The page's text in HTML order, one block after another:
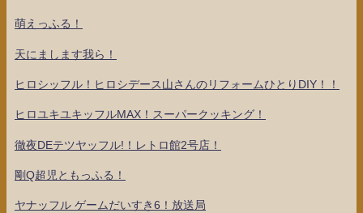
萌えっふる！
天にまします我ら！
ヒロシッフル！ヒロシデース山さんのリフォームひとりDIY！！
ヒロユキユキッフルMAX！スーパークッキング！
徹夜DEテツヤッフル!！レトロ館2号店！
剛Q超児ともっふる！
ヤナッフル ゲームだいすき6！放送局